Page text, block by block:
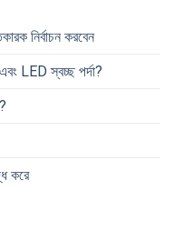
নির্বাচন করবেন
এবং LED স্বচ্ছ পর্দা?
করে